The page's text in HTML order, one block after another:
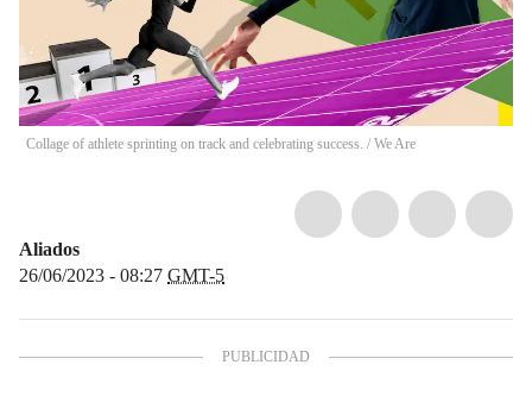
Collage of athlete sprinting on track and celebrating success. / We Are
Aliados
26/06/2023 - 08:27 GMT-5